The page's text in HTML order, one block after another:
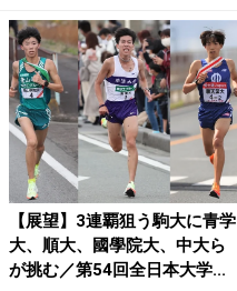
【展望】3連覇狙う駒大に青学
大、順大、國學院大、中大ら
が挑む／第54回全日本大学...